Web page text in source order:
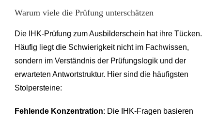
Warum viele die Prüfung unterschätzen
Die IHK-Prüfung zum Ausbilderschein hat ihre Tücken.
Häufig liegt die Schwierigkeit nicht im Fachwissen,
sondern im Verständnis der Prüfungslogik und der
erwarteten Antwortstruktur. Hier sind die häufigsten
Stolpersteine:
Fehlende Konzentration: Die IHK-Fragen basieren